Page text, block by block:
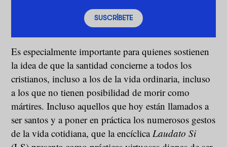
SUSCRÍBETE
Es especialmente importante para quienes sostienen
la idea de que la santidad concierne a todos los
cristianos, incluso a los de la vida ordinaria, incluso
a los que no tienen posibilidad de morir como
mártires. Incluso aquellos que hoy están llamados a
ser santos y a poner en práctica los numerosos gestos
de la vida cotidiana, que la encíclica Laudato Si